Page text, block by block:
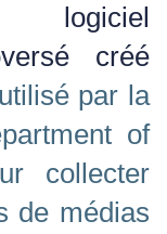
logiciel
créé
utilisé par la
of
collecter
de médias